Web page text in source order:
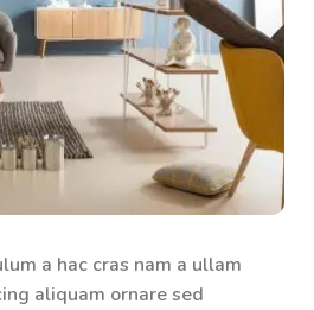
a hac cras nam a ullam
aliquam ornare sed